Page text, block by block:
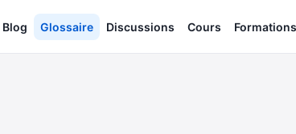
Blog Glossaire Discussions Cours Formations